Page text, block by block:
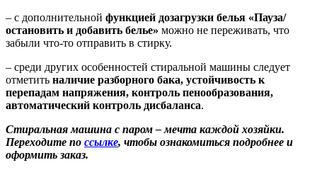
– с дополнительной функцией дозагрузки белья «Пауза/
остановить и добавить белье» можно не переживать, что
забыли что-то отправить в стирку.
– среди других особенностей стиральной машины следует
отметить наличие разборного бака, устойчивость к
перепадам напряжения, контроль пенообразования,
автоматический контроль дисбаланса.
Стиральная машина с паром – мечта каждой хозяйки.
Переходите по ссылке, чтобы ознакомиться подробнее и
оформить заказ.